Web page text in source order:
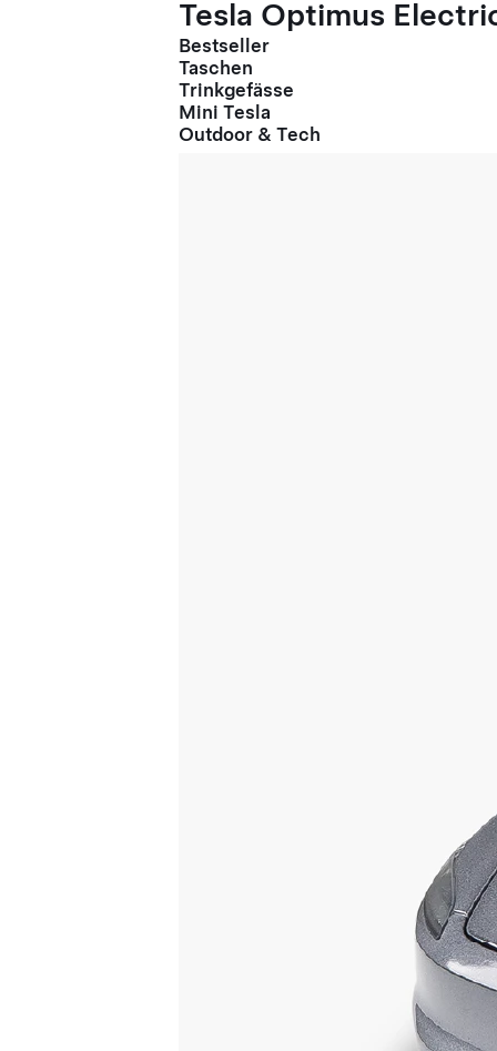
Tesla Optimus
Bestseller
Taschen
Trinkgefässe
Mini Tesla
Outdoor & Tech